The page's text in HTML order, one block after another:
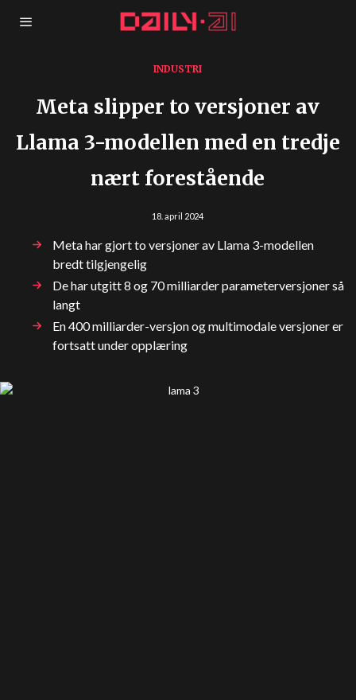
INDUSTRI
Meta slipper to versjoner av
Llama 3-modellen med en tredje
nært forestående
18. april 2024
Meta har gjort to versjoner av Llama 3-modellen
bredt tilgjengelig
De har utgitt 8 og 70 milliarder parameterversjoner så
langt
En 400 milliarder-versjon og multimodale versjoner er
fortsatt under opplæring